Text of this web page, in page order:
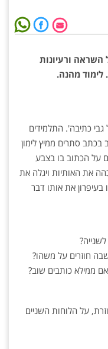
השראה ורעיונות
מהנה.
כתיבה'. התלמידים
בכתב סתרים ממיץ לימון
על הכתוב בו בצבע
את האותיות ויגלה את
את אותו דבר
חוזרים על משהו?
ממילא כותבים שוב?
על הלוחות השניים